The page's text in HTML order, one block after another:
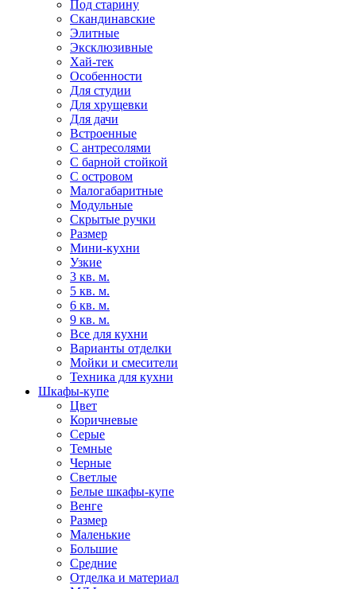
Под старину
Скандинавские
Элитные
Эксклюзивные
Хай-тек
Особенности
Для студии
Для хрущевки
Для дачи
Встроенные
С антресолями
С барной стойкой
С островом
Малогабаритные
Модульные
Скрытые ручки
Размер
Мини-кухни
Узкие
3 кв. м.
5 кв. м.
6 кв. м.
9 кв. м.
Все для кухни
Варианты отделки
Мойки и смесители
Техника для кухни
Шкафы-купе
Цвет
Коричневые
Серые
Темные
Черные
Светлые
Белые шкафы-купе
Венге
Размер
Маленькие
Большие
Средние
Отделка и материал